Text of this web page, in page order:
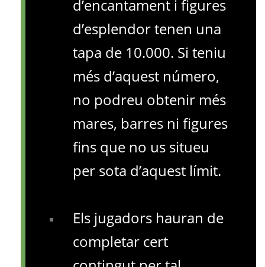
d’encantament i figures
d’esplendor tenen una
tapa de 10.000. Si teniu
més d’aquest número,
no podreu obtenir més
mares, barres ni figures
fins que no us situeu
per sota d’aquest límit.
Els jugadors hauran de
completar cert